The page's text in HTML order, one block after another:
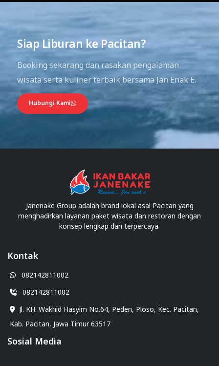
Siap Liburan ke Pacitan?
Booking sekarang dan rasakan pengalaman
wisata serta kuliner terbaik bersama Jan Enak E.
Hubungi Kami
Janenake Group adalah brand lokal asal Pacitan yang
menghadirkan layanan paket wisata dan restoran dengan
konsep lengkap dan terpercaya.
Kontak
082142811002
082142811002
Jl. KH. Wakhid Hasyim No.64, Peden, Ploso, Kec. Pacitan,
Kab. Pacitan, Jawa Timur 63517
Sosial Media